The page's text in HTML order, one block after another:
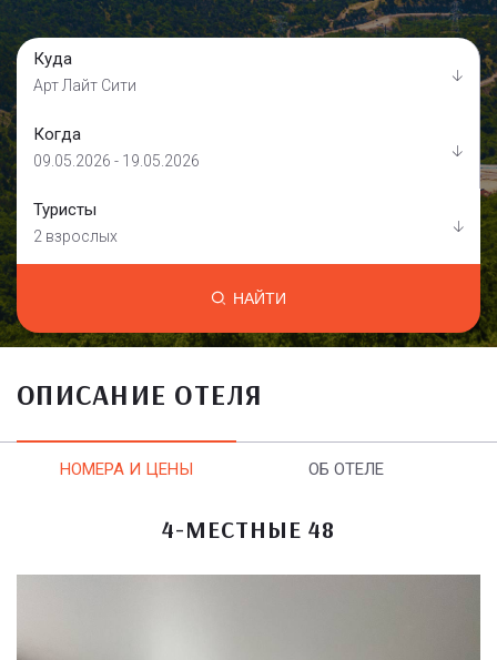
Куда
Арт Лайт Сити
Когда
09.05.2026 - 19.05.2026
Туристы
2 взрослых
НАЙТИ
ОПИСАНИЕ ОТЕЛЯ
НОМЕРА И ЦЕНЫ ОБ ОТЕЛЕ
4-МЕСТНЫЕ 48